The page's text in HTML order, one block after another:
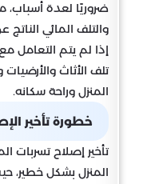
ضروريًا لعدة أسباب،
والتلف المائي الناتج
إذا لم يتم التعامل
تلف الأثاث
المنزل وراحة سكانه.
خطورة تأخير
تأخير إصلاح تسربات
المنزل بشكل خطير،